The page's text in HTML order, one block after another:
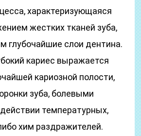
характеризующаяся
жестких тканей зуба,
глубочайшие слои дентина.
кариес выражается
кариозной полости,
зуба, болевыми
температурных,
хим раздражителей.